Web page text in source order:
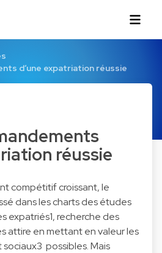
d‘une expatriation réussie
réussie
compétitif croissant, le
dans les charts des études
expatriés1, recherche des
attire en mettant en valeur les
possibles. Mais